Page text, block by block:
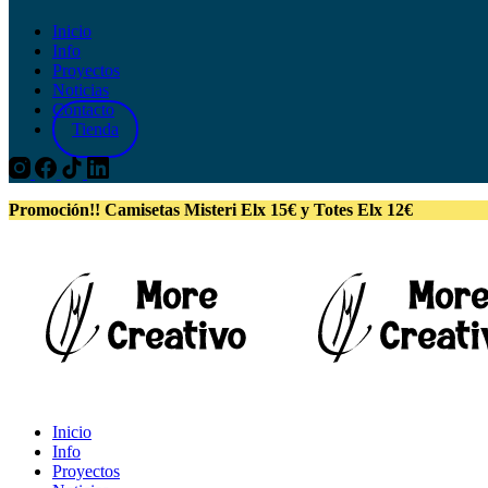
Inicio
Info
Proyectos
Noticias
Contacto
Tienda
Promoción!! Camisetas Misteri Elx 15€ y Totes Elx 12€
Inicio
Info
Proyectos